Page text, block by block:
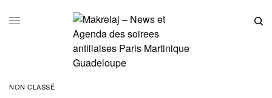
NON CLASSÉ